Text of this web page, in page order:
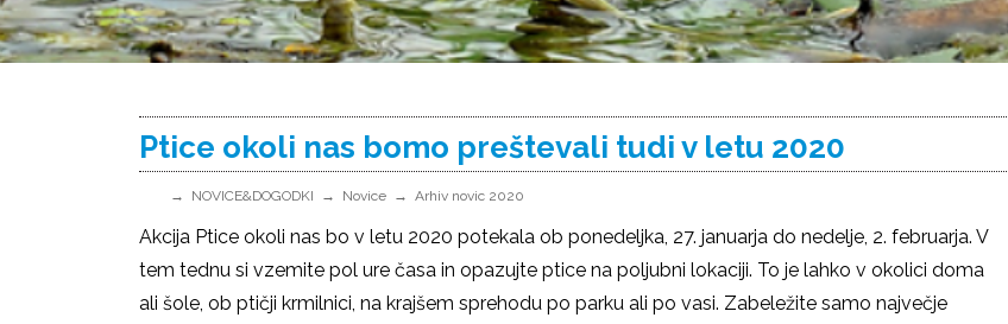
Ptice okoli nas bomo preštevali tudi v letu 2020
NOVICE&DOGODKI Novice Arhiv novic 2020
Akcija Ptice okoli nas bo v letu 2020 potekala ob ponedeljka, 27. januarja do nedelje, 2. februarja. V
tem tednu si vzemite pol ure časa in opazujte ptice na poljubni lokaciji. To je lahko v okolici doma
ali šole, ob ptičji krmilnici, na krajšem sprehodu po parku ali po vasi. Zabeležite samo največje